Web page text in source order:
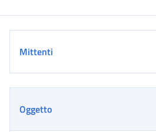
Mittenti
Oggetto